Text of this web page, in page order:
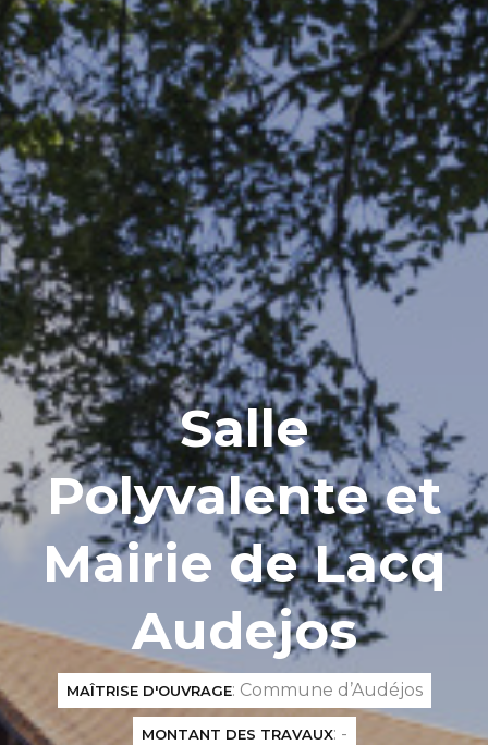
Salle
Polyvalente et
Mairie de Lacq
Audejos
MAÎTRISE D'OUVRAGE: Commune d’Audéjos
MONTANT DES TRAVAUX: -